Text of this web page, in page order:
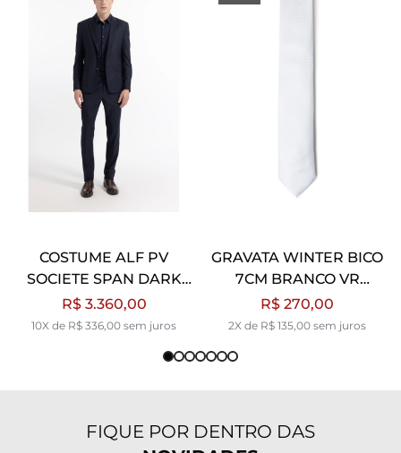
COSTUME ALF PV
SOCIETE SPAN DARK
NAVY
R$ 3.360,00
10X de R$ 336,00 sem juros
GRAVATA WINTER BICO
7CM BRANCO VR
BRANCO
R$ 270,00
2X de R$ 135,00 sem juros
FIQUE POR DENTRO DAS